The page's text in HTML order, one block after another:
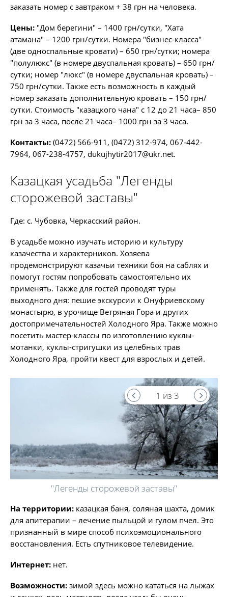
заказать номер с завтраком + 38 грн на человека.
Цены: "Дом берегини" – 1400 грн/сутки, "Хата
атамана" – 1200 грн/сутки. Номера "бизнес-класса"
(две односпальные кровати) – 650 грн/сутки; номера
"полулюкс" (в номере двуспальная кровать) – 650 грн/
сутки; номер "люкс" (в номере двуспальная кровать) –
750 грн/сутки. Также есть возможность в каждый
номер заказать дополнительную кровать – 150 грн/
сутки. Стоимость "казацкого чана" с 12 до 21 часа– 850
грн за 3 часа, после 21 часа– 1000 грн за 3 часа.
Контакты: (0472) 566-911, (0472) 312-974, 067-442-
7964, 067-238-4757, dukujhytir2017@ukr.net.
Казацкая усадьба "Легенды
сторожевой заставы"
Где: с. Чубовка, Черкасский район.
В усадьбе можно изучать историю и культуру
казачества и характерников. Хозяева
продемонстрируют казачьи техники боя на саблях и
помогут гостям попробовать самостоятельно их
применять. Также для гостей проводят туры
выходного дня: пешие экскурсии к Онуфриевскому
монастырю, в урочище Ветряная Гора и других
достопримечательностей Холодного Яра. Также можно
посетить мастер-классы по изготовлению куклы-
мотанки, куклы-стригушки из целебных трав
Холодного Яра, пройти квест для взрослых и детей.
"Легенды сторожевой заставы"
1 из 3
На территории: казацкая баня, соляная шахта, домик
для апитерапии – лечение пыльцой и гулом пчел. Это
признанный в мире способ психоэмоционального
восстановления. Есть спутниковое телевидение.
Интернет: нет.
Возможности: зимой здесь можно кататься на лыжах